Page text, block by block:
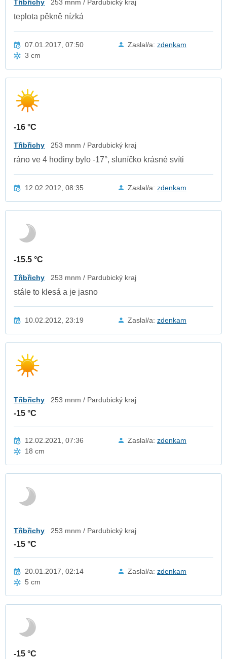
Třibřichy 253 mnm / Pardubický kraj
teplota pěkně nízká
07.01.2017, 07:50 Zaslal/a: zdenkam
3 cm
-16 °C
Třibřichy 253 mnm / Pardubický kraj
ráno ve 4 hodiny bylo -17°, sluníčko krásné svíti
12.02.2012, 08:35 Zaslal/a: zdenkam
-15.5 °C
Třibřichy 253 mnm / Pardubický kraj
stále to klesá a je jasno
10.02.2012, 23:19 Zaslal/a: zdenkam
Třibřichy 253 mnm / Pardubický kraj
-15 °C
12.02.2021, 07:36 Zaslal/a: zdenkam
18 cm
Třibřichy 253 mnm / Pardubický kraj
-15 °C
20.01.2017, 02:14 Zaslal/a: zdenkam
5 cm
-15 °C